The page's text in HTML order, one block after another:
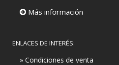
Más información
ENLACES DE INTERÉS:
» Condiciones de venta